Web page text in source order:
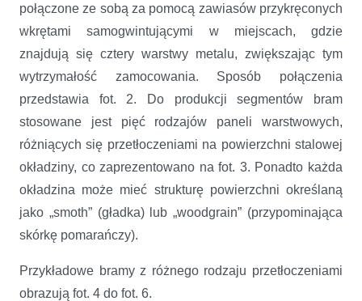
połączone ze sobą za pomocą zawiasów przykręconych
wkrętami samogwintującymi w miejscach, gdzie
znajdują się cztery warstwy metalu, zwiększając tym
wytrzymałość zamocowania. Sposób połączenia
przedstawia fot. 2. Do produkcji segmentów bram
stosowane jest pięć rodzajów paneli warstwowych,
różniących się przetłoczeniami na powierzchni stalowej
okładziny, co zaprezentowano na fot. 3. Ponadto każda
okładzina może mieć strukturę powierzchni określaną
jako „smoth” (gładka) lub „woodgrain” (przypominająca
skórkę pomarańczy).
Przykładowe bramy z różnego rodzaju przetłoczeniami
obrazują fot. 4 do fot. 6.